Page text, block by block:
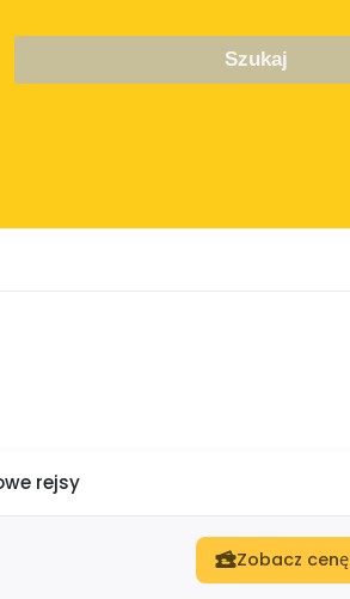
Szukaj
rejsy
Zobacz cenę